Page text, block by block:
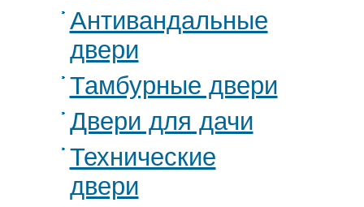
Антивандальные
двери
Тамбурные двери
Двери для дачи
Технические
двери